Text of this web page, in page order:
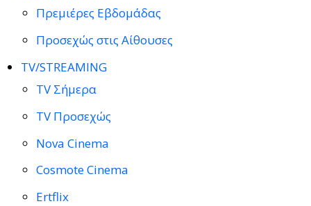
Πρεμιέρες Εβδομάδας
Προσεχώς στις Αίθουσες
TV/STREAMING
TV Σήμερα
TV Προσεχώς
Nova Cinema
Cosmote Cinema
Ertflix